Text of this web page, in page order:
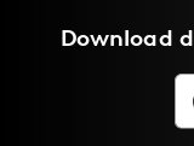
Download